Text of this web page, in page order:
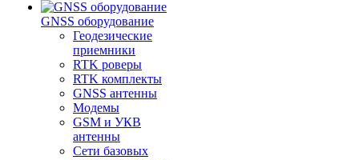
GNSS оборудование
Геодезические
приемники
RTK роверы
RTK комплекты
GNSS антенны
Модемы
GSM и УКВ
антенны
Сети базовых